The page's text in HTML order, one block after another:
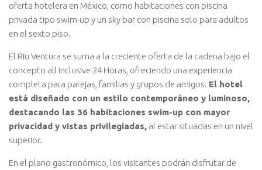
oferta hotelera en México, como habitaciones con piscina
privada tipo swim-up y un sky bar con piscina solo para adultos
en el sexto piso.
El Riu Ventura se suma a la creciente oferta de la cadena bajo el
concepto all inclusive 24 Horas, ofreciendo una experiencia
completa para parejas, familias y grupos de amigos. El hotel
está diseñado con un estilo contemporáneo y luminoso,
destacando las 36 habitaciones swim-up con mayor
privacidad y vistas privilegiadas, al estar situadas en un nivel
superior.
En el plano gastronómico, los visitantes podrán disfrutar de